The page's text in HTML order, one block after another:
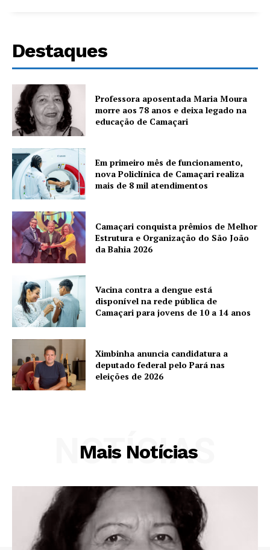
Destaques
Professora aposentada Maria Moura
morre aos 78 anos e deixa legado na
educação de Camaçari
Em primeiro mês de funcionamento,
nova Policlínica de Camaçari realiza
mais de 8 mil atendimentos
Camaçari conquista prêmios de Melhor
Estrutura e Organização do São João
da Bahia 2026
Vacina contra a dengue está
disponível na rede pública de
Camaçari para jovens de 10 a 14 anos
Ximbinha anuncia candidatura a
deputado federal pelo Pará nas
eleições de 2026
Mais Notícias
NOTÍCIAS